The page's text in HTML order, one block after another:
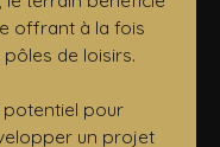
offrant à la fois
de loisirs.
pour
un projet